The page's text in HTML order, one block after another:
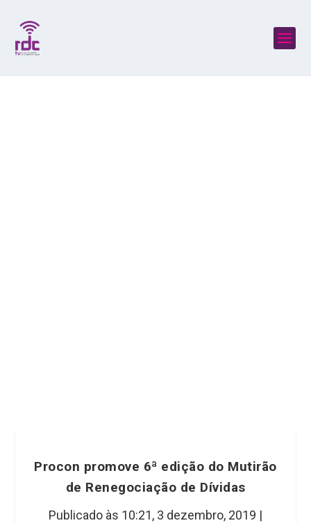
Procon promove 6ª edição do Mutirão
de Renegociação de Dívidas
Publicado às 10:21, 3 dezembro, 2019 |